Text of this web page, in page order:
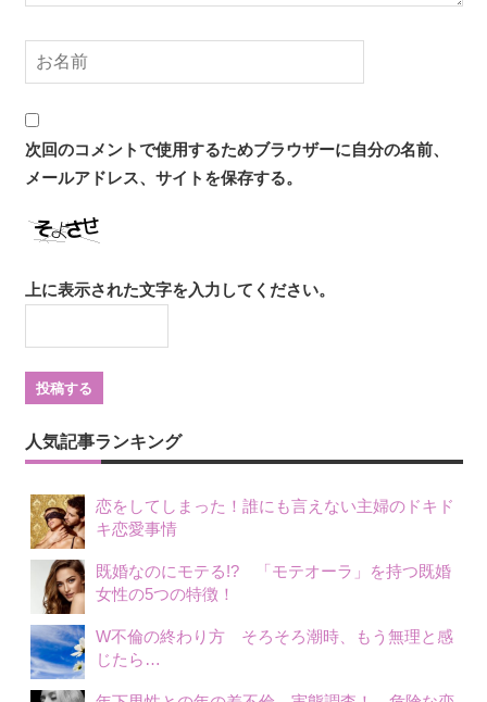
次回のコメントで使用するためブラウザーに自分の名前、
メールアドレス、サイトを保存する。
上に表示された文字を入力してください。
人気記事ランキング
恋をしてしまった！誰にも言えない主婦のドキド
キ恋愛事情
既婚なのにモテる!? 「モテオーラ」を持つ既婚
女性の5つの特徴！
W不倫の終わり方 そろそろ潮時、もう無理と感
じたら…